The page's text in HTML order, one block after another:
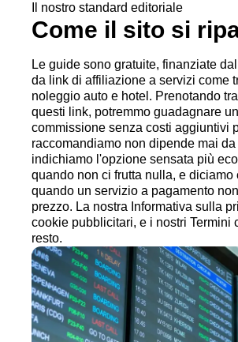
Il nostro standard editoriale
Come il sito si
Le guide sono gratuite, finanziate
da link di affiliazione a servizi come
noleggio auto e hotel. Prenotando
questi link, potremmo guadagnare
commissione senza costi aggiuntivi
raccomandiamo non dipende mai
indichiamo l'opzione sensata più
quando non ci frutta nulla, e diciamo
quando un servizio a pagamento
prezzo. La nostra Informativa sulla
cookie pubblicitari, e i nostri Termini
resto.